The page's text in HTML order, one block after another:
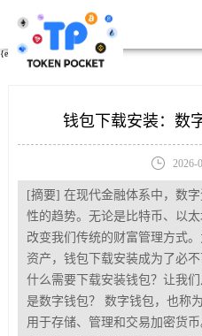
{eyou:include file='banner.htm'/}
钱包下载安装：数
2026-
[摘要] 在现代金融体系中，数
性的趋势。无论是比特币、以
改变我们传统的财富管理方式
资产，钱包下载安装成为了必
什么需要下载安装钱包？让我
是数字钱包？ 数字钱包，也称
用于存储、管理和交易加密货